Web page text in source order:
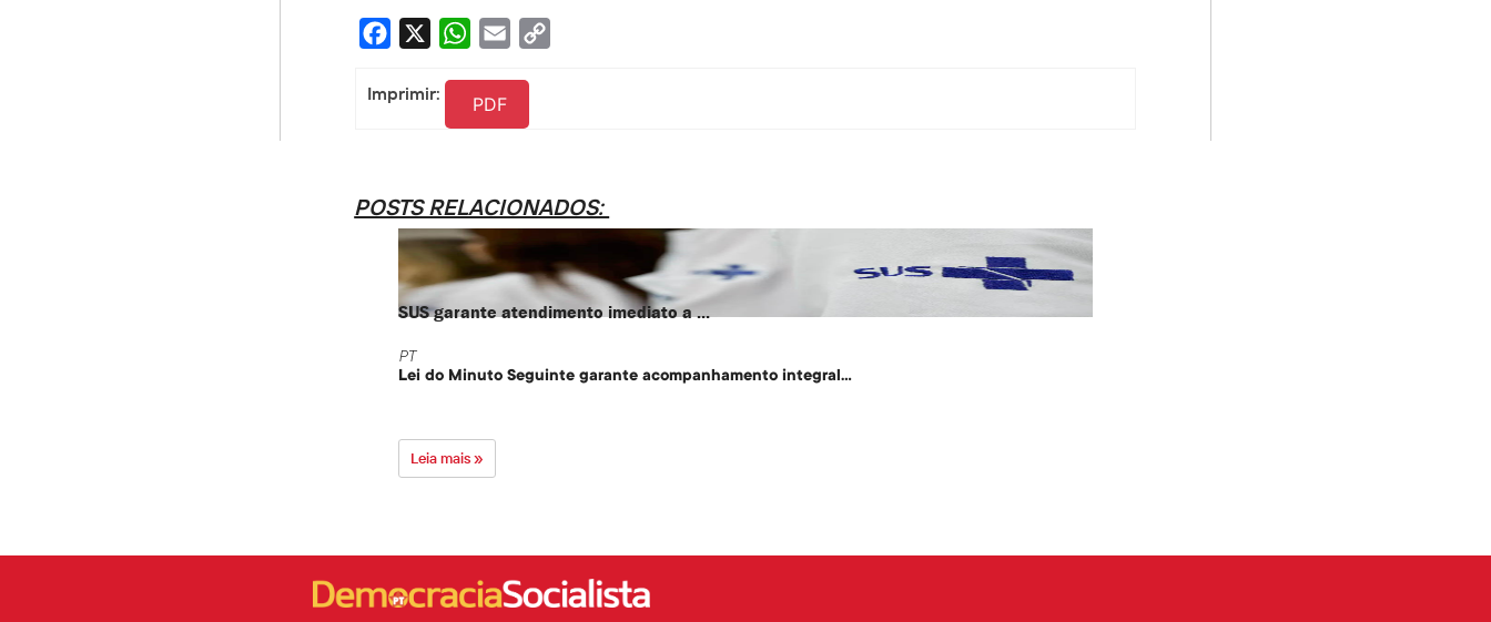
Facebook WhatsApp
Email
Imprimir: PDF
POSTS RELACIONADOS:
SUS garante atendimento imediato a ...
PT
Lei do Minuto Seguinte garante acompanhamento integral...
Leia mais »